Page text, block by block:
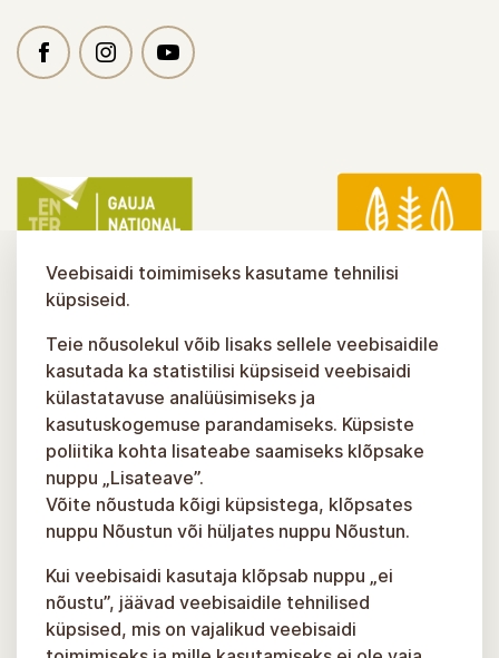
Veebisaidi toimimiseks kasutame tehnilisi
küpsiseid.
Teie nõusolekul võib lisaks sellele veebisaidile
kasutada ka statistilisi küpsiseid veebisaidi
külastatavuse analüüsimiseks ja
kasutuskogemuse parandamiseks. Küpsiste
poliitika kohta lisateabe saamiseks klõpsake
nuppu „Lisateave”.
Võite nõustuda kõigi küpsistega, klõpsates
nuppu Nõustun või hüljates nuppu Nõustun.
Kui veebisaidi kasutaja klõpsab nuppu „ei
nõustu”, jäävad veebisaidile tehnilised
küpsised, mis on vajalikud veebisaidi